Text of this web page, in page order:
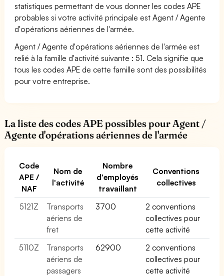
statistiques permettant de vous donner les codes APE
probables si votre activité principale est Agent / Agente
d'opérations aériennes de l'armée.
Agent / Agente d'opérations aériennes de l'armée est
relié à la famille d'activité suivante : 51. Cela signifie que
tous les codes APE de cette famille sont des possibilités
pour votre entreprise.
La liste des codes APE possibles pour Agent /
Agente d'opérations aériennes de l'armée
Code
APE /
NAF
Nom de
l'activité
Nombre
d'employés
travaillant
Conventions
collectives
5121Z
Transports
aériens de
fret
3700
2 conventions
collectives pour
cette activité
5110Z
Transports
aériens de
passagers
62900
2 conventions
collectives pour
cette activité